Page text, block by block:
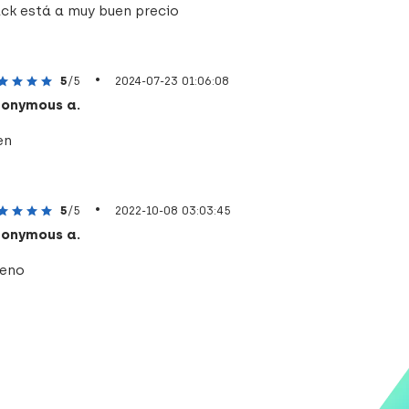
está a muy buen precio
5/5 • 2024-07-23 01:06:08
a.
5/5 • 2022-10-08 03:03:45
a.